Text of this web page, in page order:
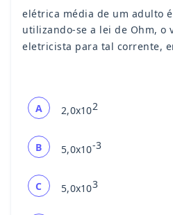
elétrica média de um adulto
utilizando-se a lei de Ohm, o
eletricista para tal corrente,
A 2,0x102
B 5,0x10-3
C 5,0x103